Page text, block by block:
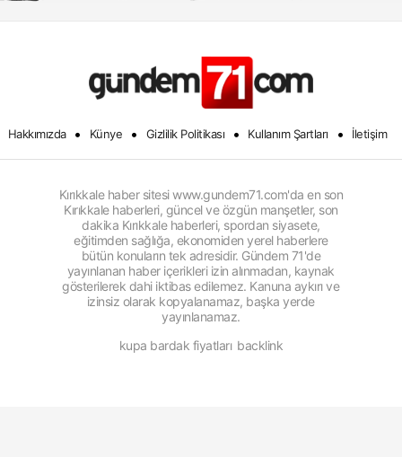
Hakkımızda • Künye • Gizlilik Politikası • Kullanım Şartları • İletişim
Kırıkkale haber sitesi www.gundem71.com'da en son
Kırıkkale haberleri, güncel ve özgün manşetler, son
dakika Kırıkkale haberleri, spordan siyasete,
eğitimden sağlığa, ekonomiden yerel haberlere
bütün konuların tek adresidir. Gündem 71'de
yayınlanan haber içerikleri izin alınmadan, kaynak
gösterilerek dahi iktibas edilemez. Kanuna aykırı ve
izinsiz olarak kopyalanamaz, başka yerde
yayınlanamaz.
kupa bardak fiyatları backlink